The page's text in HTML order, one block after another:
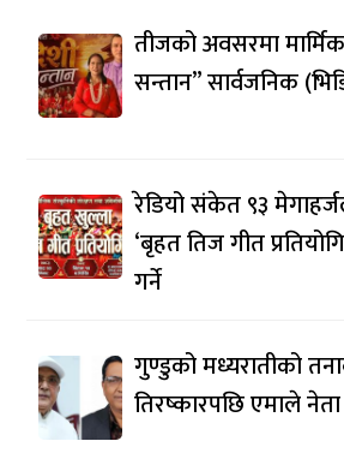
तीजको अवसरमा
सन्तान” सार्वजनिक
रेडियो संकेत ९३
‘बृहत तिज गीत
गर्ने
गुण्डुको मध्यरातीको
तिरष्कारपछि एमाले